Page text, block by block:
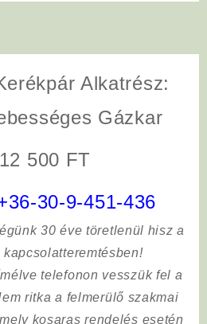
Alkatrész:
Gázkar
500 FT
30-9-451-436
30 éve töretlenül hisz a
telefonon vesszük fel a
ritka a felmerülő szakmai
kosaras rendelés esetén